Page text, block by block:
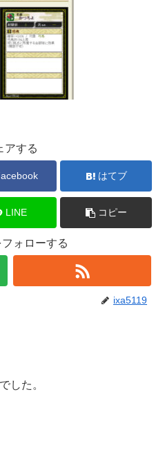
アする
はてブ
LINE コピー
ォローする
ixa5119
した。